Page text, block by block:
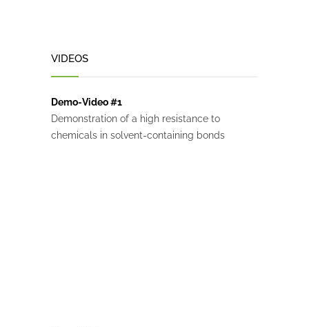
VIDEOS
Demo-Video #1
Demonstration of a high resistance to
chemicals in solvent-containing bonds